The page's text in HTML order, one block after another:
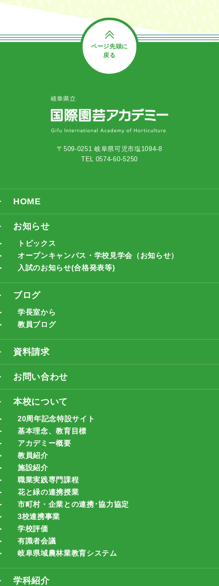
ページ先頭に
戻る
〒509-0251 岐阜県可児市塩1094-8
TEL 0574-60-5250
HOME
お知らせ
トピックス
オープンキャンパス・学校見学会（お知らせ）
入試のお知らせ(合格発表等)
ブログ
学長室から
教員ブログ
資料請求
お問い合わせ
本校について
20周年記念特設サイト
基本理念、教育目標
アカデミー概要
教員紹介
施設紹介
職業実践専門課程
花と緑の連携授業
市町村・企業との連携･協力協定
3校連携事業
学校評価
有識者会議
岐阜県域農林業教育システム
学科紹介